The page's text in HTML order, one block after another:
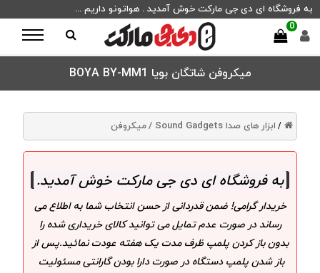
به فروشگاه ای دی جی مارکت خوش آمدید . هواتونو داریم ...
0
میکروفن شاتگان بویا BOYA BY-MM1
/ ابزار های صدا Sound Gadgets / میکروفن
به فروشگاه ای دی جی مارکت خوش آمدید.
خریدار گرامی! ضمن قدردانی از حسن انتخاب شما به اطلاع می
رساند در صورت عدم تمایل می توانید کالای خریداری شده را
بدون باز کردن پلمپ ظرف مدت یک هفته عودت نمائید.پس از
باز شدن پلمپ دستگاه در صورت دارا بودن گارانتی مسئولیت